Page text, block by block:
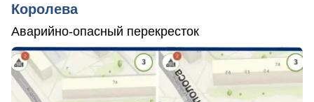
Королева
Аварийно-опасный перекресток